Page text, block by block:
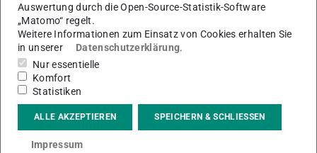
Residenzschloss 1
64283 Darmstadt
Wissenschaftliche Mitarbeiterin, Empirische
Sozialforschung
Sprechzeiten:Nach Terminvereinbarung mit Dr. Anke
Auswertung durch die Open-Source-Statistik-Software
„Matomo“ regelt.
Weitere Informationen zum Einsatz von Cookies erhalten Sie
in unserer
Datenschutzerklärung.
Nur essentielle
Komfort
Statistiken
ALLE AKZEPTIEREN SPEICHERN & SCHLIESSEN
Impressum